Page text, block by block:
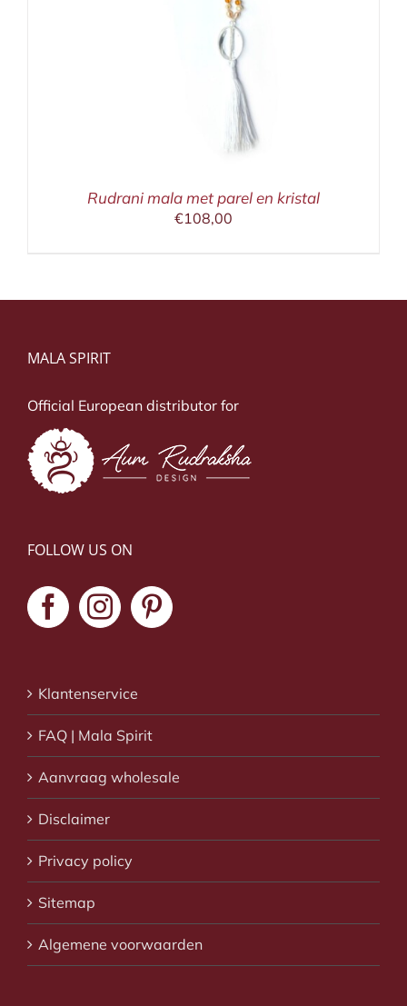
Rudrani mala met parel en kristal
€108,00
MALA SPIRIT
Official European distributor for
FOLLOW US ON
Klantenservice
FAQ | Mala Spirit
Aanvraag wholesale
Disclaimer
Privacy policy
Sitemap
Algemene voorwaarden